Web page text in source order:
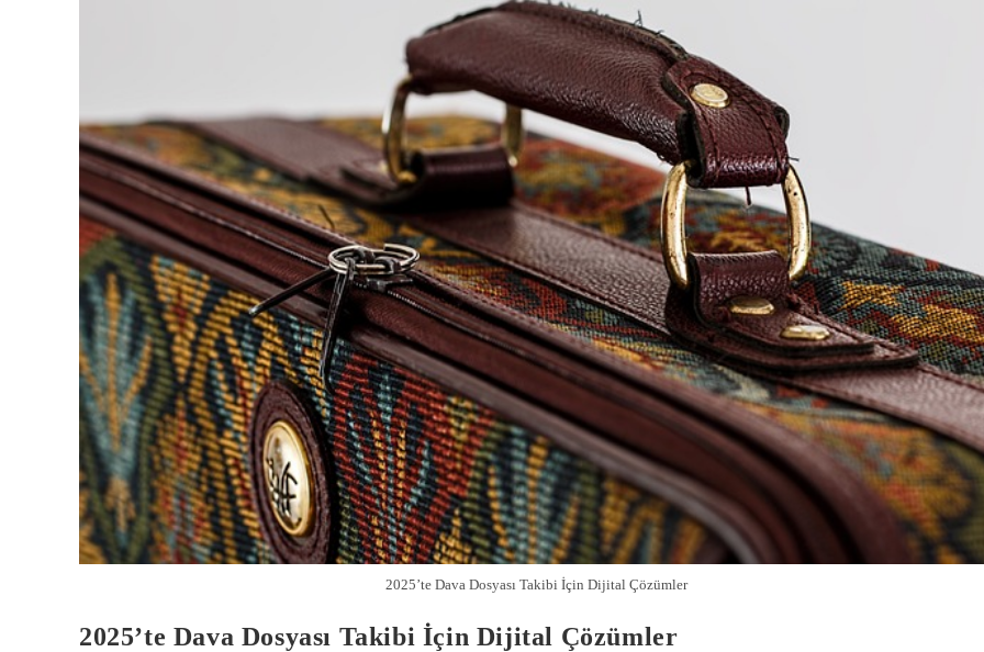
2025’te Dava Dosyası Takibi İçin Dijital Çözümler
2025’te Dava Dosyası Takibi İçin Dijital Çözümler